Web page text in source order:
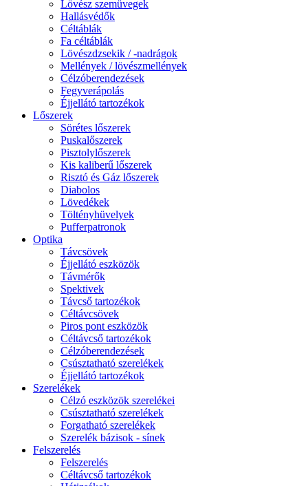
Lövész szemüvegek
Hallásvédők
Céltáblák
Fa céltáblák
Lövészdzsekik / -nadrágok
Mellények / lövészmellények
Célzóberendezések
Fegyverápolás
Éjjellátó tartozékok
Lőszerek
Sörétes lőszerek
Puskalőszerek
Pisztolylőszerek
Kis kaliberű lőszerek
Risztó és Gáz lőszerek
Diabolos
Lövedékek
Töltényhüvelyek
Pufferpatronok
Optika
Távcsövek
Éjjellátó eszközök
Távmérők
Spektivek
Távcső tartozékok
Céltávcsövek
Piros pont eszközök
Céltávcső tartozékok
Célzóberendezések
Csúsztatható szerelékek
Éjjellátó tartozékok
Szerelékek
Célzó eszközök szerelékei
Csúsztatható szerelékek
Forgatható szerelékek
Szerelék bázisok - sínek
Felszerelés
Felszerelés
Céltávcső tartozékok